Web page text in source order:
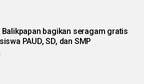
Balikpapan bagikan seragam gratis
PAUD, SD, dan SMP